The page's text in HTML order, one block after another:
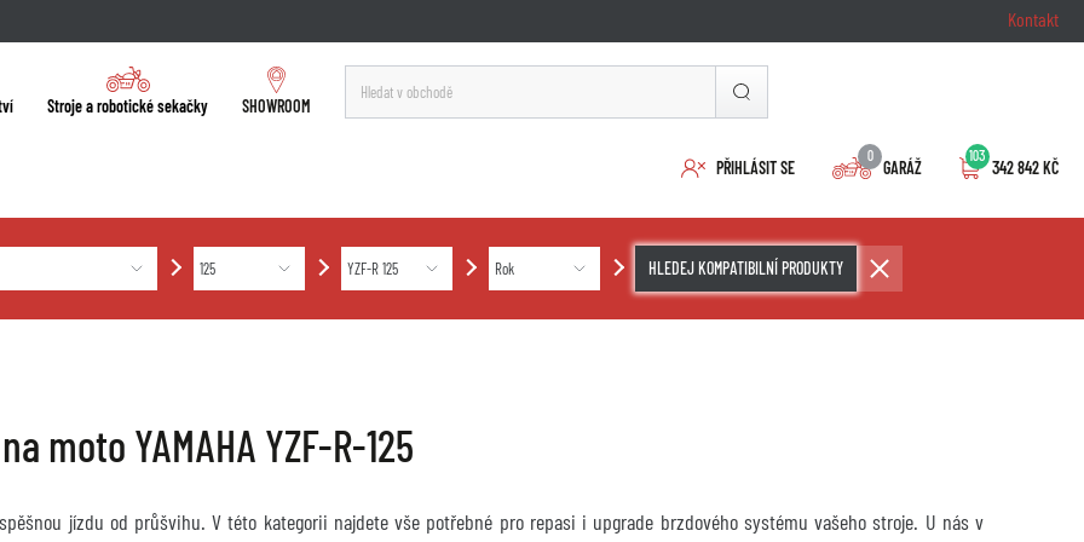
Kontakt
Stroje a robotické sekačky SHOWROOM
PŘIHLÁSIT SE
0
GARÁŽ
103
342 842 KČ
HLEDEJ KOMPATIBILNÍ PRODUKTY
moto YAMAHA YZF-R-125
jízdu od průšvihu. V této kategorii najdete vše potřebné pro repasi i upgrade brzdového systému vašeho stroje. U nás v